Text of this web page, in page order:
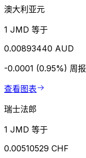
澳大利亚元
1 JMD 等于
0.00893440 AUD
-0.0001 (0.95%) 周报
查看图表
瑞士法郎
1 JMD 等于
0.00510529 CHF